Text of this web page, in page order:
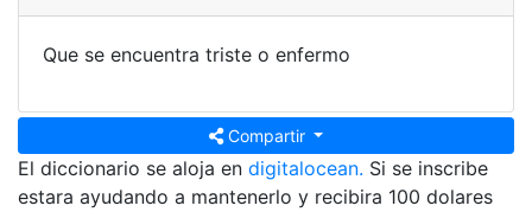
Que se encuentra triste o enfermo
Compartir
El diccionario se aloja en digitalocean. Si se inscribe
estara ayudando a mantenerlo y recibira 100 dolares